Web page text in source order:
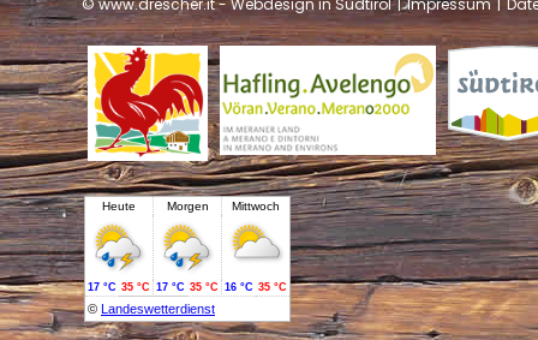
© www.drescher.it - Webdesign in Südtirol | Impressum |